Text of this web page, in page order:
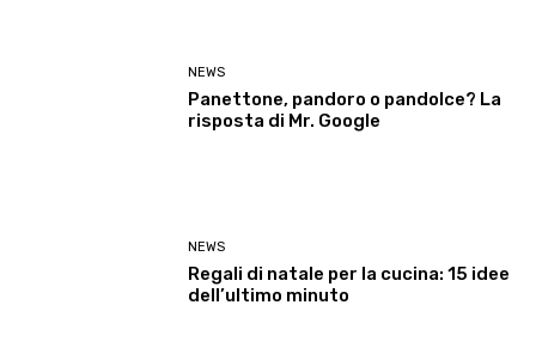
NEWS
Panettone, pandoro o pandolce? La
risposta di Mr. Google
NEWS
Regali di natale per la cucina: 15 idee
dell’ultimo minuto